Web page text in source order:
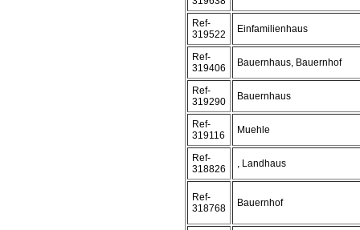
Ref-
319522
Einfamilienhaus
Ref-
319406
Bauernhaus, Bauernhof
Ref-
319290
Bauernhaus
Ref-
319116
Muehle
Ref-
318826
, Landhaus
Ref-
318768
Bauernhof